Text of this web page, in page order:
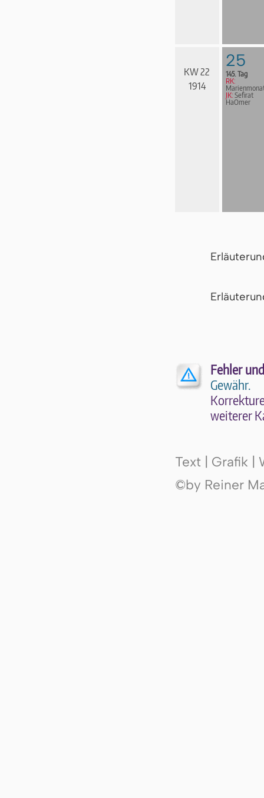
KW 22
1914
25
145. Tag
RK:
JK: Sefirat
HaOmer
Fehler
Gewähr.
wei­te­rer
Text | Grafik |
©by Reiner